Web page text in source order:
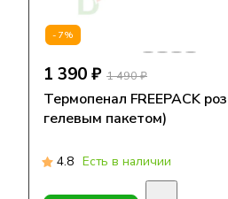
-7%
1 390 ₽ 1 490 ₽
Термопенал FREEPACK
гелевым пакетом)
4.8 Есть в наличии